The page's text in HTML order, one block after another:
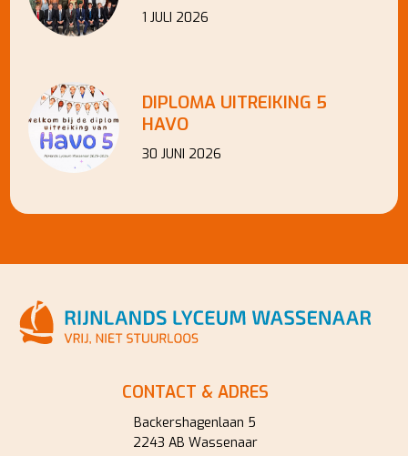
1 JULI 2026
DIPLOMA UITREIKING 5
HAVO
30 JUNI 2026
CONTACT & ADRES
Backershagenlaan 5
2243 AB Wassenaar